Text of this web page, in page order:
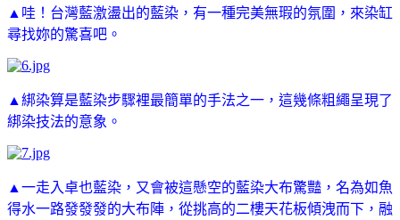
▲哇！台灣藍激盪出的藍染，有一種完美無瑕的氛圍，來染缸
尋找妳的驚喜吧。
▲綁染算是藍染步驟裡最簡單的手法之一，這幾條粗繩呈現了
綁染技法的意象。
▲一走入卓也藍染，又會被這懸空的藍染大布驚豔，名為如魚
得水一路發發發的大布陣，從挑高的二樓天花板傾洩而下，融